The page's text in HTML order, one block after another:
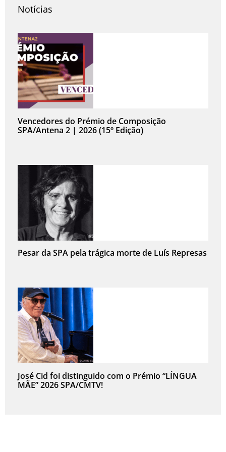
Notícias
Vencedores do Prémio de Composição
SPA/Antena 2 | 2026 (15º Edição)
Pesar da SPA pela trágica morte de Luís Represas
José Cid foi distinguido com o Prémio “LÍNGUA
MÃE” 2026 SPA/CMTV!